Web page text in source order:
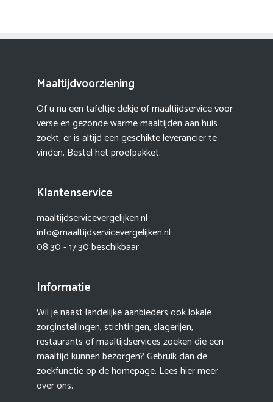
Maaltijdvoorziening
Of u nu een tafeltje dekje of maaltijdservice voor
verse en gezonde warme maaltijden aan huis
zoekt; er is altijd een geschikte leverancier te
vinden. Bestel het proefpakket.
Klantenservice
maaltijdservicevergelijken.nl
info@maaltijdservicevergelijken.nl
08:30 - 17:30 beschikbaar
Informatie
Wil je naast landelijke aanbieders ook lokale
zorginstellingen, stichtingen, slagerijen,
restaurants of maaltijdservices zoeken die een
maaltijd kunnen bezorgen? Gebruik dan de
zoekfunctie op de homepage. Lees hier meer
over ons.